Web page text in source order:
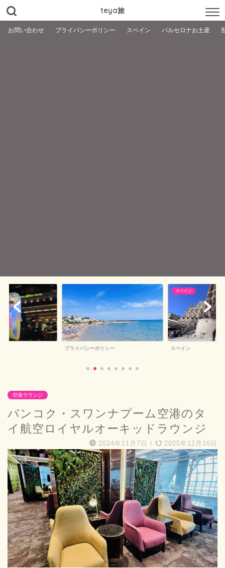
teya旅
お問い合わせ プライバシーポリシー スペイン バルセロナお土産
スペイン
バルセロナお土産
バルセロナお土産
空港ラウンジ
バンコク・スワンナプーム空港のタ
イ航空ロイヤルオーキッドラウンジ
2024年11月7日 / 2025年12月16日